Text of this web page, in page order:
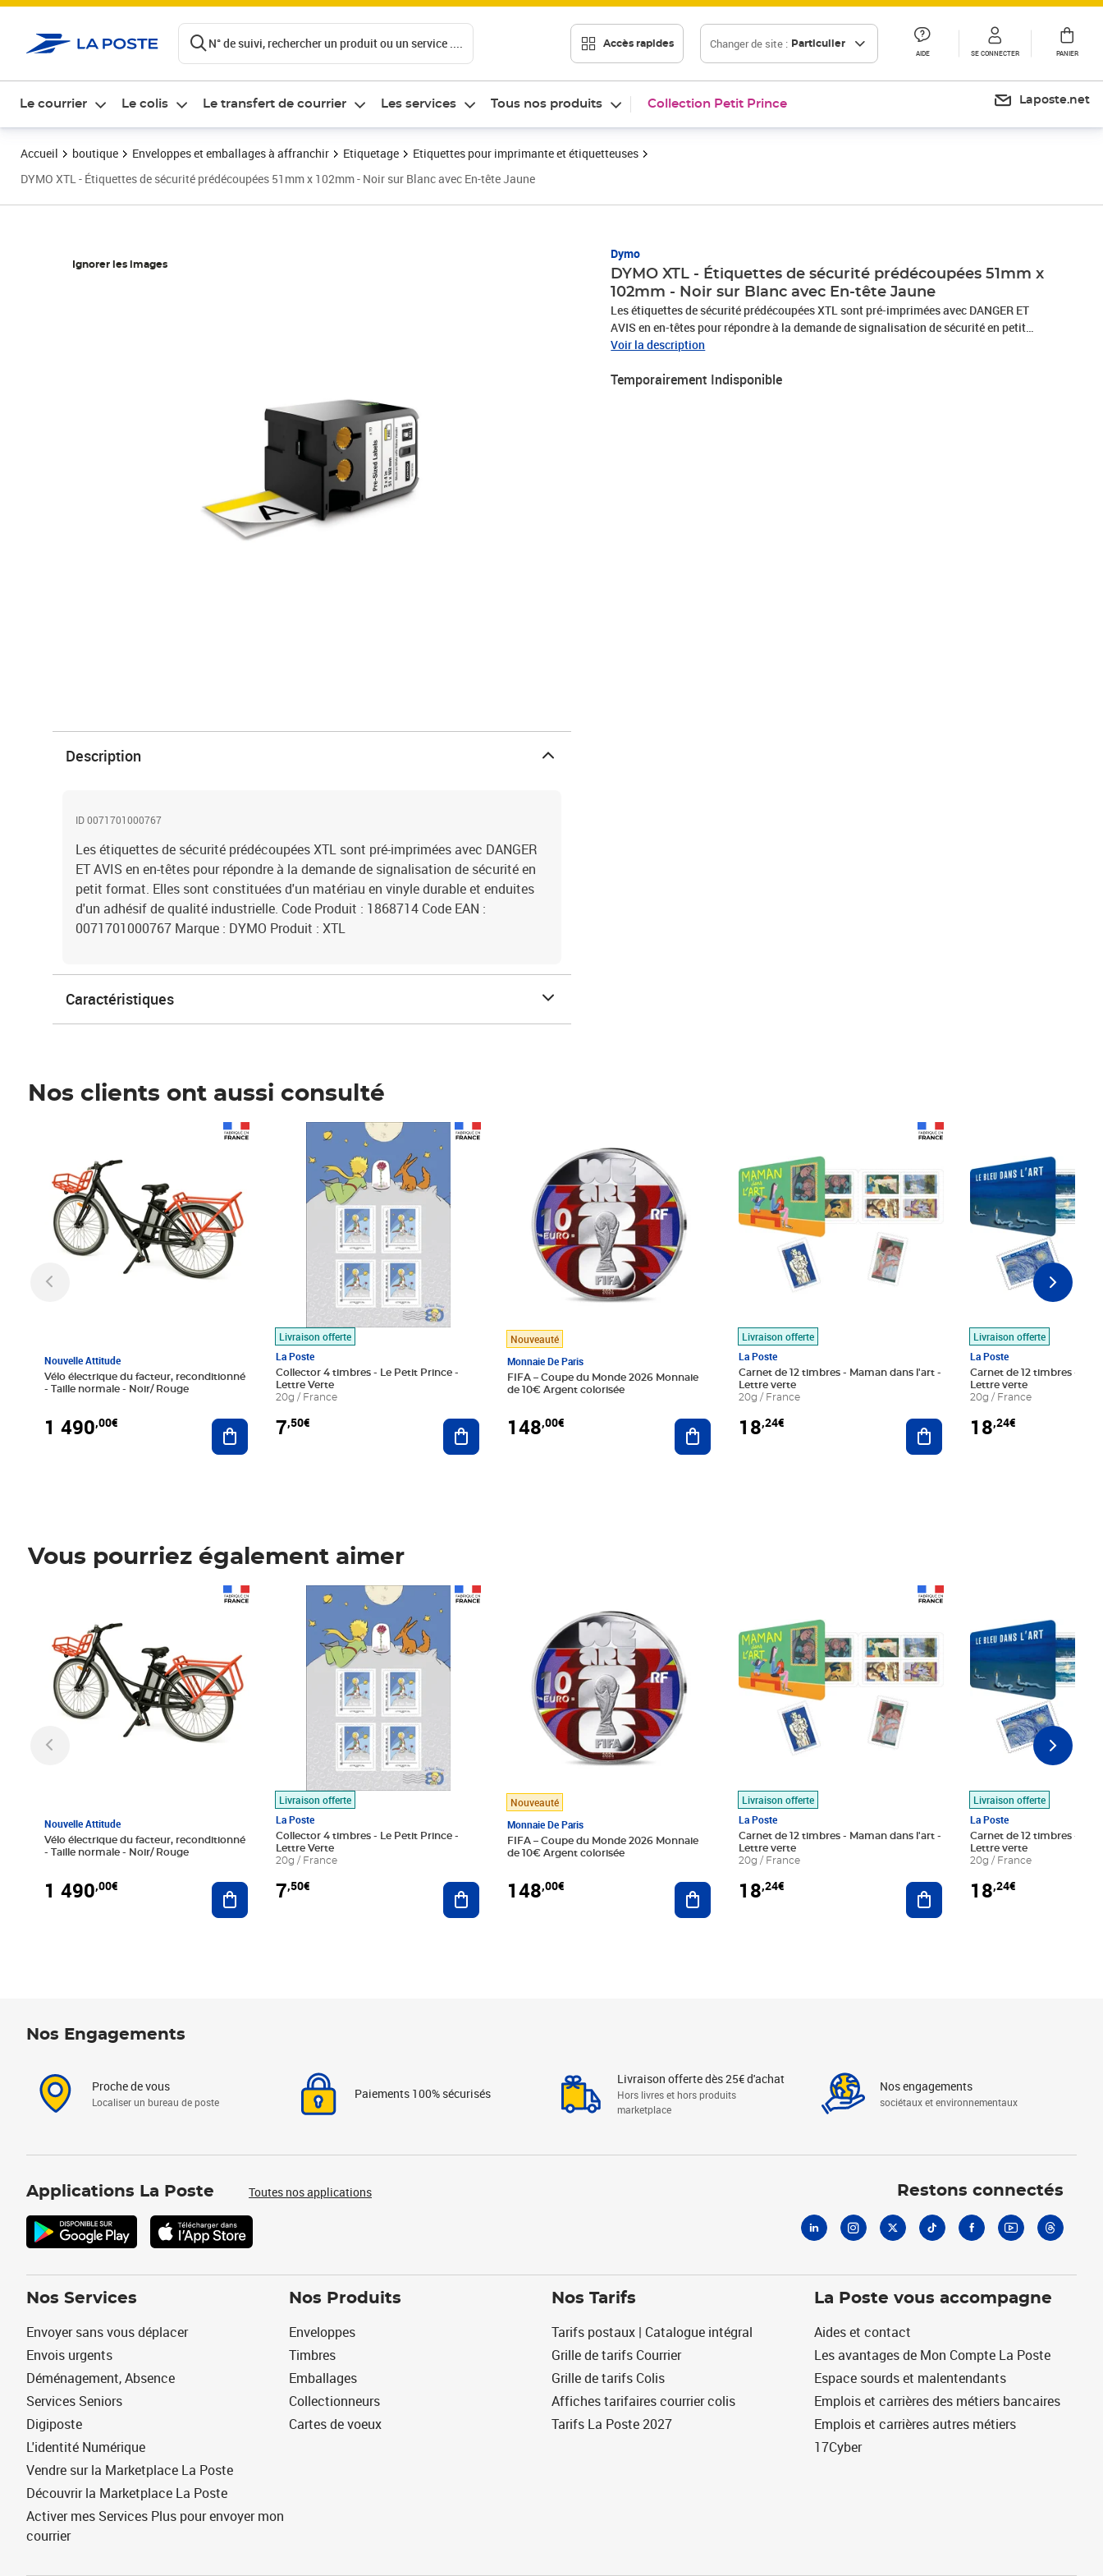
N° de suivi, rechercher un produit ou un service .... Accès rapides Changer de site : Particulier
AIDE SE CONNECTER PANIER
Le courrier Le colis Le transfert de courrier Les services Tous nos produits Collection Petit Prince Laposte.net
Accueil boutique Enveloppes et emballages à affranchir Etiquetage
Etiquettes pour imprimante et étiquetteuses
DYMO XTL - Étiquettes de sécurité prédécoupées 51mm x 102mm - Noir sur Blanc avec En-tête Jaune
Ignorer les images
Dymo
DYMO XTL - Étiquettes de sécurité prédécoupées 51mm x
102mm - Noir sur Blanc avec En-tête Jaune
Les étiquettes de sécurité prédécoupées XTL sont pré-imprimées avec DANGER ET
AVIS en en-têtes pour répondre à la demande de signalisation de sécurité en petit
format. Elles sont constituées d'un matériau en vinyle durable et enduites d'un
Marque : DYMO Produit : XTL
Voir la description
Temporairement Indisponible
Description
ID 0071701000767
Les étiquettes de sécurité prédécoupées XTL sont pré-imprimées avec DANGER
ET AVIS en en-têtes pour répondre à la demande de signalisation de sécurité en
petit format. Elles sont constituées d'un matériau en vinyle durable et enduites
d'un adhésif de qualité industrielle. Code Produit : 1868714 Code EAN :
0071701000767 Marque : DYMO Produit : XTL
Caractéristiques
Nos clients ont aussi consulté
Nouvelle Attitude
Vélo électrique du facteur, reconditionné
- Taille normale - Noir/ Rouge
1 490,00€ Ajouter au panier
Livraison offerte
La Poste
Collector 4 timbres - Le Petit Prince -
Lettre Verte
20g / France
7,50€
Prix 7,50€
Ajouter au panier
Nouveauté
Monnaie De Paris
FIFA – Coupe du Monde 2026 Monnaie
de 10€ Argent colorisée
148,00€ Ajouter au panier
Livraison offerte
La Poste
Carnet de 12 timbres - Maman dans l'art -
Lettre verte
20g / France
18,24€ Ajouter au panier
Livraison offerte
La Poste
Carnet de 12 timbres - Le
Lettre verte
20g / France
18,24€
Vous pourriez également aimer
Nouvelle Attitude
Vélo électrique du facteur, reconditionné
- Taille normale - Noir/ Rouge
1 490,00€ Ajouter au panier
Livraison offerte
La Poste
Collector 4 timbres - Le Petit Prince -
Lettre Verte
20g / France
7,50€
Prix 7,50€
Ajouter au panier
Nouveauté
Monnaie De Paris
FIFA – Coupe du Monde 2026 Monnaie
de 10€ Argent colorisée
148,00€ Ajouter au panier
Livraison offerte
La Poste
Carnet de 12 timbres - Maman dans l'art -
Lettre verte
20g / France
18,24€ Ajouter au panier
Livraison offerte
La Poste
Carnet de 12 timbres - Le
Lettre verte
20g / France
18,24€
Nos Engagements
Proche de vous
Localiser un bureau de poste
Paiements 100% sécurisés
Livraison offerte dès 25€ d'achat
Hors livres et hors produits
marketplace
Nos engagements
sociétaux et environnementaux
Applications La Poste Toutes nos applications Restons connectés
Nos Services
Envoyer sans vous déplacer
Envois urgents
Déménagement, Absence
Services Seniors
Digiposte
L'identité Numérique
Vendre sur la Marketplace La Poste
Découvrir la Marketplace La Poste
Activer mes Services Plus pour envoyer mon
courrier
Nos Produits
Enveloppes
Timbres
Emballages
Collectionneurs
Cartes de voeux
Nos Tarifs
Tarifs postaux | Catalogue intégral
Grille de tarifs Courrier
Grille de tarifs Colis
Affiches tarifaires courrier colis
Tarifs La Poste 2027
La Poste vous accompagne
Aides et contact
Les avantages de Mon Compte La Poste
Espace sourds et malentendants
Emplois et carrières des métiers bancaires
Emplois et carrières autres métiers
17Cyber